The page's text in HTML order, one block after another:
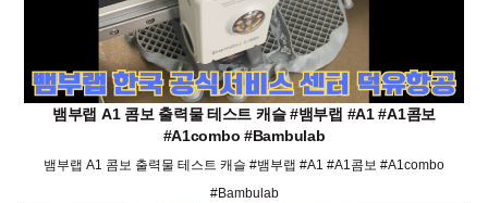
뱀부랩 A1 콤보 출력물 테스트 캐슬 #뱀부랩 #A1 #A1콤보
#A1combo #Bambulab
뱀부랩 A1 콤보 출력물 테스트 캐슬 #뱀부랩 #A1 #A1콤보 #A1combo
#Bambulab